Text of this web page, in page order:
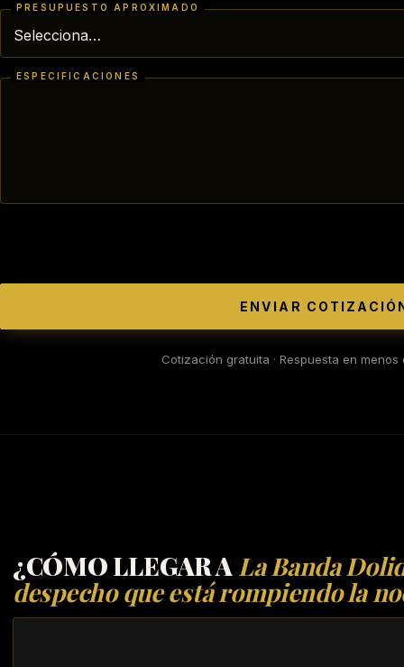
PRESUPUESTO APROXIMADO
ESPECIFICACIONES
ENVIAR
Cotización gratuita · Respuesta en menos
¿CÓMO LLEGAR A La Banda
despecho que está rompiendo la